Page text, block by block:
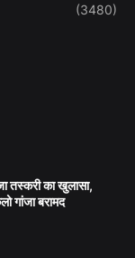
(3480)
तस्करी का खुलासा,
गांजा बरामद